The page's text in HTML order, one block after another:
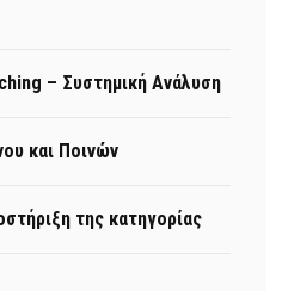
– Συστημική Ανάλυση
και Ποινών
της κατηγορίας